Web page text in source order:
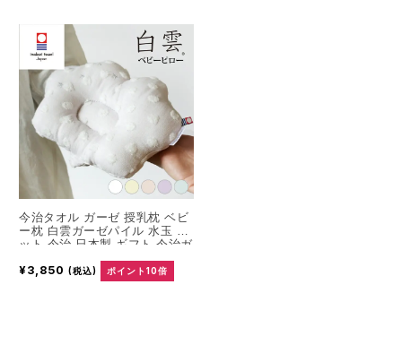
今治タオル ガーゼ 授乳枕 ベビ
ー枕 白雲ガーゼパイル 水玉 ド
ット 今治 日本製 ギフト 今治ガ
ゼパイル プレゼント かわいい
日本製 綿100％ コットン パイ
¥3,850 (税込) ポイント10倍